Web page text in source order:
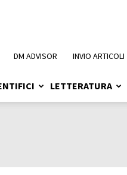
LETTERATURA
DM ADVISOR INVIO ARTICOLI